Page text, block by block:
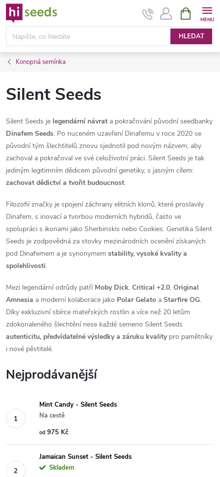
Přejít
na
obsah
HLEDAT
NÁKUPNÍ
KOŠÍK
Konopná semínka
Silent Seeds
Silent Seeds je legendární návrat a pokračování původní seedbanky
Dinafem Seeds. Po nuceném uzavření Dinafemu v roce 2020 se
původní tým šlechtitelů znovu sjednotil pod novým názvem, aby
zachoval a pokračoval ve své celoživotní práci. Silent Seeds je tak
jediným legitimním dědicem původní genetiky, s jasným cílem:
zachovat dědictví a tvořit budoucnost.
Filozofií značky je spojení záchrany elitních klonů, které proslavily
Dinafem, s inovací a tvorbou moderních hybridů, často ve
spolupráci s ikonami jako Sherbinskis nebo Cookies. Genetika Silent
Seeds je zodpovědná za stovky mezinárodních ocenění získaných
pod Dinafemem a je synonymem stability, vysoké kvality a
spolehlivosti.
Mezi legendární odrůdy patří Moby Dick, Critical +2.0, Original
Amnesia a moderní kolaborace jako Polar Gelato a Starfire OG.
Díky exkluzivní sbírce mateřských rostlin a více než 20 letům
zdokonaleného šlechtění nese každé semeno Silent Seeds
autenticitu, předvídatelné výsledky a záruku kvalitypro pamětníky
i nové pěstitelé.
Nejprodávanější
Mint Candy - Silent Seeds
Na cestě
od 975 Kč
Jamaican Sunset - Silent Seeds
Skladem